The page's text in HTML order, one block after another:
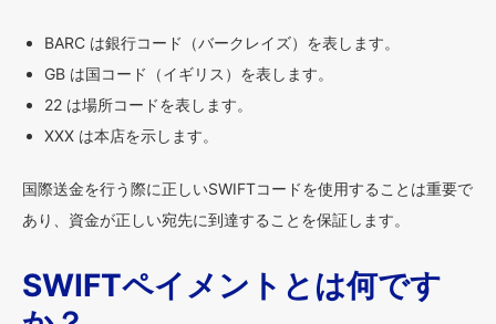
BARC は銀行コード（バークレイズ）を表します。
GB は国コード（イギリス）を表します。
22 は場所コードを表します。
XXX は本店を示します。
国際送金を行う際に正しいSWIFTコードを使用することは重要で
あり、資金が正しい宛先に到達することを保証します。
SWIFTペイメントとは何です